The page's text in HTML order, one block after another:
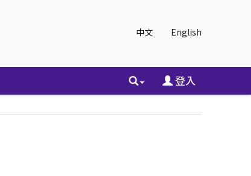
中文 English
登入